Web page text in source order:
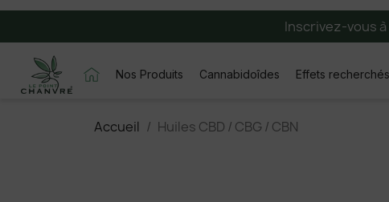
Inscrivez-vous
Nos Produits Cannabidoîdes Effets recherchés
Accueil Huiles CBD / CBG / CBN